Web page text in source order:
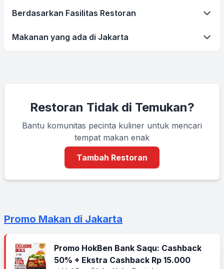
Berdasarkan Fasilitas Restoran
Makanan yang ada di Jakarta
Restoran Tidak di Temukan?
Bantu komunitas pecinta kuliner untuk mencari
tempat makan enak
Tambah Restoran
Promo Makan di Jakarta
Promo HokBen Bank Saqu: Cashback
50% + Ekstra Cashback Rp 15.000